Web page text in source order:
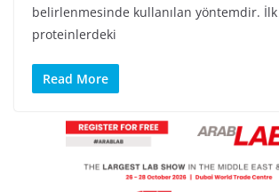
belirlenmesinde kullanılan yöntemdir.
proteinlerdeki
Read More